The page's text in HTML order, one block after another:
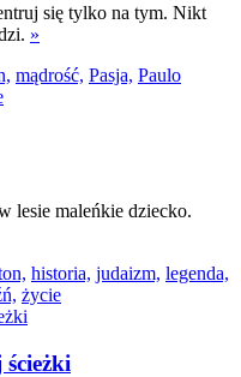
się tylko na tym. Nikt
»
mądrość, Pasja, Paulo
lesie maleńkie dziecko.
historia, judaizm, legenda,
życie